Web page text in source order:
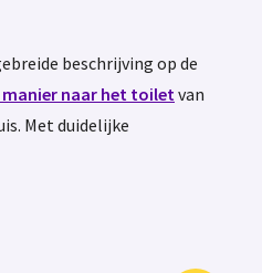
beschrijving op de
manier naar het toiletvan
Met duidelijke